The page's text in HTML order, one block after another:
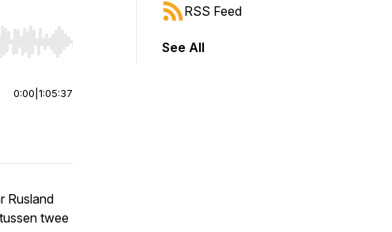
or end. Hold shift to jump forward or backward.
0:00 1:05:37
Rusland
twee
RSS Feed
See All